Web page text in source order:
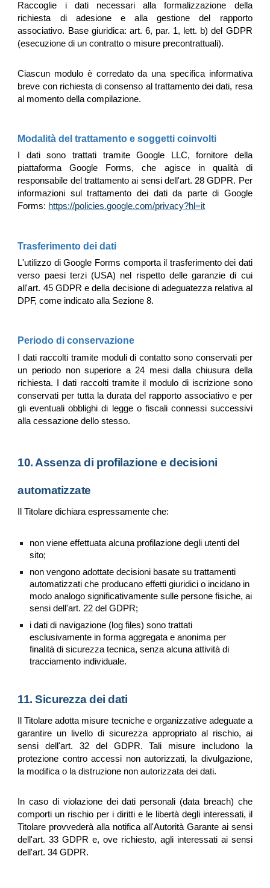
Raccoglie i dati necessari alla formalizzazione della
richiesta di adesione e alla gestione del rapporto
associativo. Base giuridica: art. 6, par. 1, lett. b) del GDPR
(esecuzione di un contratto o misure precontrattuali).
Ciascun modulo è corredato da una specifica informativa
breve con richiesta di consenso al trattamento dei dati, resa
al momento della compilazione.
Modalità del trattamento e soggetti coinvolti
I dati sono trattati tramite Google LLC, fornitore della
piattaforma Google Forms, che agisce in qualità di
responsabile del trattamento ai sensi dell'art. 28 GDPR. Per
informazioni sul trattamento dei dati da parte di Google
Forms: https://policies.google.com/privacy?hl=it
Trasferimento dei dati
L'utilizzo di Google Forms comporta il trasferimento dei dati
verso paesi terzi (USA) nel rispetto delle garanzie di cui
all'art. 45 GDPR e della decisione di adeguatezza relativa al
DPF, come indicato alla Sezione 8.
Periodo di conservazione
I dati raccolti tramite moduli di contatto sono conservati per
un periodo non superiore a 24 mesi dalla chiusura della
richiesta. I dati raccolti tramite il modulo di iscrizione sono
conservati per tutta la durata del rapporto associativo e per
gli eventuali obblighi di legge o fiscali connessi successivi
alla cessazione dello stesso.
10. Assenza di profilazione e decisioni
automatizzate
Il Titolare dichiara espressamente che:
non viene effettuata alcuna profilazione degli utenti del
sito;
non vengono adottate decisioni basate su trattamenti
automatizzati che producano effetti giuridici o incidano in
modo analogo significativamente sulle persone fisiche, ai
sensi dell'art. 22 del GDPR;
i dati di navigazione (log files) sono trattati
esclusivamente in forma aggregata e anonima per
finalità di sicurezza tecnica, senza alcuna attività di
tracciamento individuale.
11. Sicurezza dei dati
Il Titolare adotta misure tecniche e organizzative adeguate a
garantire un livello di sicurezza appropriato al rischio, ai
sensi dell'art. 32 del GDPR. Tali misure includono la
protezione contro accessi non autorizzati, la divulgazione,
la modifica o la distruzione non autorizzata dei dati.
In caso di violazione dei dati personali (data breach) che
comporti un rischio per i diritti e le libertà degli interessati, il
Titolare provvederà alla notifica all'Autorità Garante ai sensi
dell'art. 33 GDPR e, ove richiesto, agli interessati ai sensi
dell'art. 34 GDPR.